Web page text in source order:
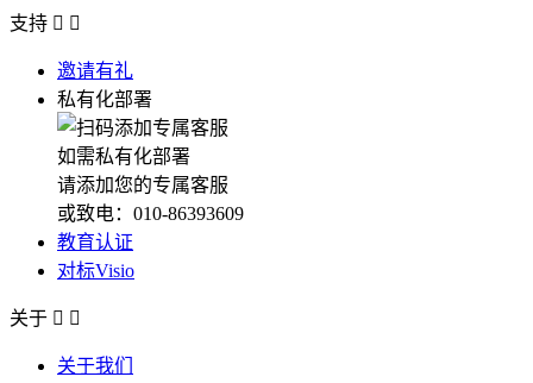
支持  
邀请有礼
私有化部署
如需私有化部署
请添加您的专属客服
或致电：010-86393609
教育认证
对标Visio
关于  
关于我们